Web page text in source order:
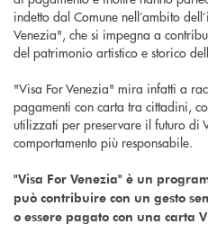
indetto dal Comune nell’ambito
Venezia", che si impegna a
del patrimonio artistico e storico
"Visa For Venezia" mira infatti a
pagamenti con carta tra cittadini,
utilizzati per preservare il futuro di
comportamento più responsabile.
"Visa For Venezia" è un
può contribuire con un gesto
o essere pagato con una carta